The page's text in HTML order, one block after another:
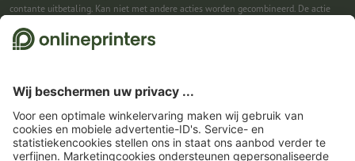
contante uitbetaling. Kan niet met andere acties worden gecombineerd. De actie
2Je ontvangst eerst een e-mail waarin je de aanmelding voor de nieuwsbrief
ingewisseld. Geen minimumbestelwaarde. Maximale hoogte van de korting: € 150
van de bestelwaarde (netto). Geen contante uitbetaling. Kan niet worden
gecombineerd met andere acties of kortingscodes.De tegoedbon is na ontvangst
zes weken geldig.